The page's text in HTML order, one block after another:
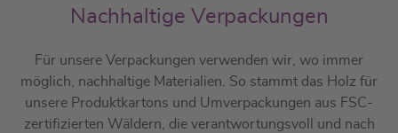
Nachhaltige Verpackungen
Für unsere Verpackungen verwenden wir, wo immer
möglich, nachhaltige Materialien. So stammt das Holz für
unsere Produktkartons und Umverpackungen aus FSC-
zertifizierten Wäldern, die verantwortungsvoll und nach